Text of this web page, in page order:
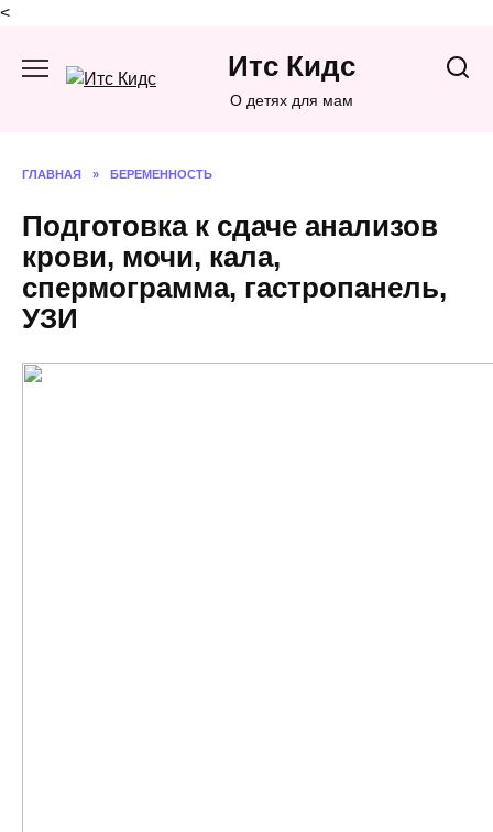
<
содержанию
Итс Кидс
О детях для мам
ГЛАВНАЯ » БЕРЕМЕННОСТЬ
Подготовка к сдаче анализов
крови, мочи, кала,
спермограмма, гастропанель,
УЗИ